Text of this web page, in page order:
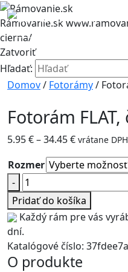
Rámovanie.sk
cierna/
Zatvoriť
Hľadať:
Domov/ Fotorámy/
Fotorám
5.95€–34.45€Price
5.95 €
34.45 €
vrátane DPH
Rozmer
-
množstvo
Fotorám
FLAT,
čierna
Pridať do košíka
Každý rám pre vás
dní.
Katalógové číslo:
O produkte